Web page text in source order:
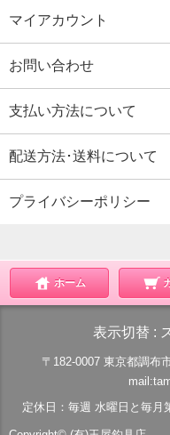
マイアカウント
お問い合わせ
支払い方法について
配送方法･送料について
プライバシーポリシー
ホーム
表示切替 :
〒182-0007 東京都調
定休日：毎週 水曜日と毎月